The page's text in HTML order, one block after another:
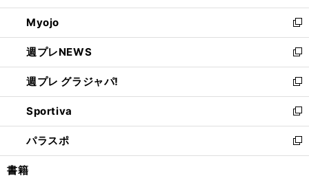
開
く
ウ
で
開
く
ン
ド
ウ
で
開
く
ウ
ィ
ン
ド
ウ
で
開
く
Myojo
新
し
い
ウ
ィ
ン
ド
ウ
で
開
週プレNEWS
新
し
い
ウ
ィ
ン
ド
ウ
週プレ グラジャパ!
新
し
い
ウ
ィ
ン
Sportiva
新
し
い
ウ
パラスポ
新
し
書籍